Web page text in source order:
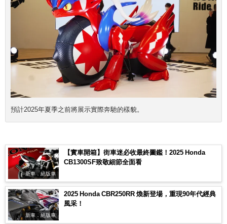
預計2025年夏季之前將展示實際奔馳的樣貌。
新車．絕版車
【實車開箱】街車迷必收最終圖鑑！2025 Honda
CB1300SF致敬細節全面看
新車．絕版車
2025 Honda CBR250RR 煥新登場，重現90年代經典
風采！